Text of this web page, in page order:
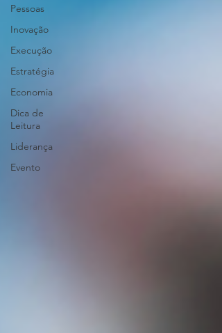
Pessoas
Inovação
Execução
Estratégia
Economia
Dica de
Leitura
Liderança
Evento